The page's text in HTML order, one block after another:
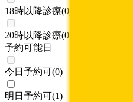
18時以降診療(0
20時以降診療(0
予約可能日
今日予約可(0)
明日予約可(1)